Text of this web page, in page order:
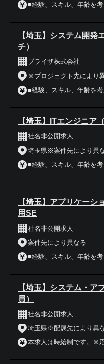
■経験、スキル、年齢を
【埼玉】システム開発
チ）
ブライザ株式会社
※プロジェクト先により
■経験、スキル、年齢を
【埼玉】ITエンジニア
社名非公開求人
埼玉県※案件先により異
■経験、スキル、年齢を
【埼玉】アプリケーシ
用SE
社名非公開求人
案件先により異なる
■経験、スキル、年齢を
【埼玉】システム・ア
員）
社名非公開求人
埼玉県※配属先により異
本求人は時給制です。※